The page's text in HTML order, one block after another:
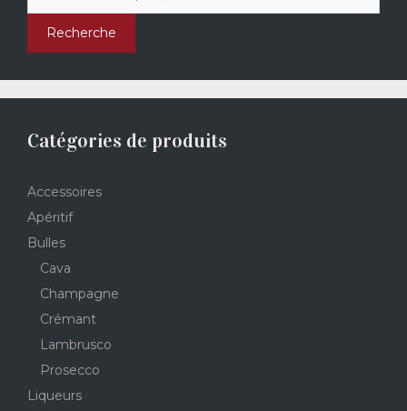
Recherche
Catégories de produits
Accessoires
Apéritif
Bulles
Cava
Champagne
Crémant
Lambrusco
Prosecco
Liqueurs